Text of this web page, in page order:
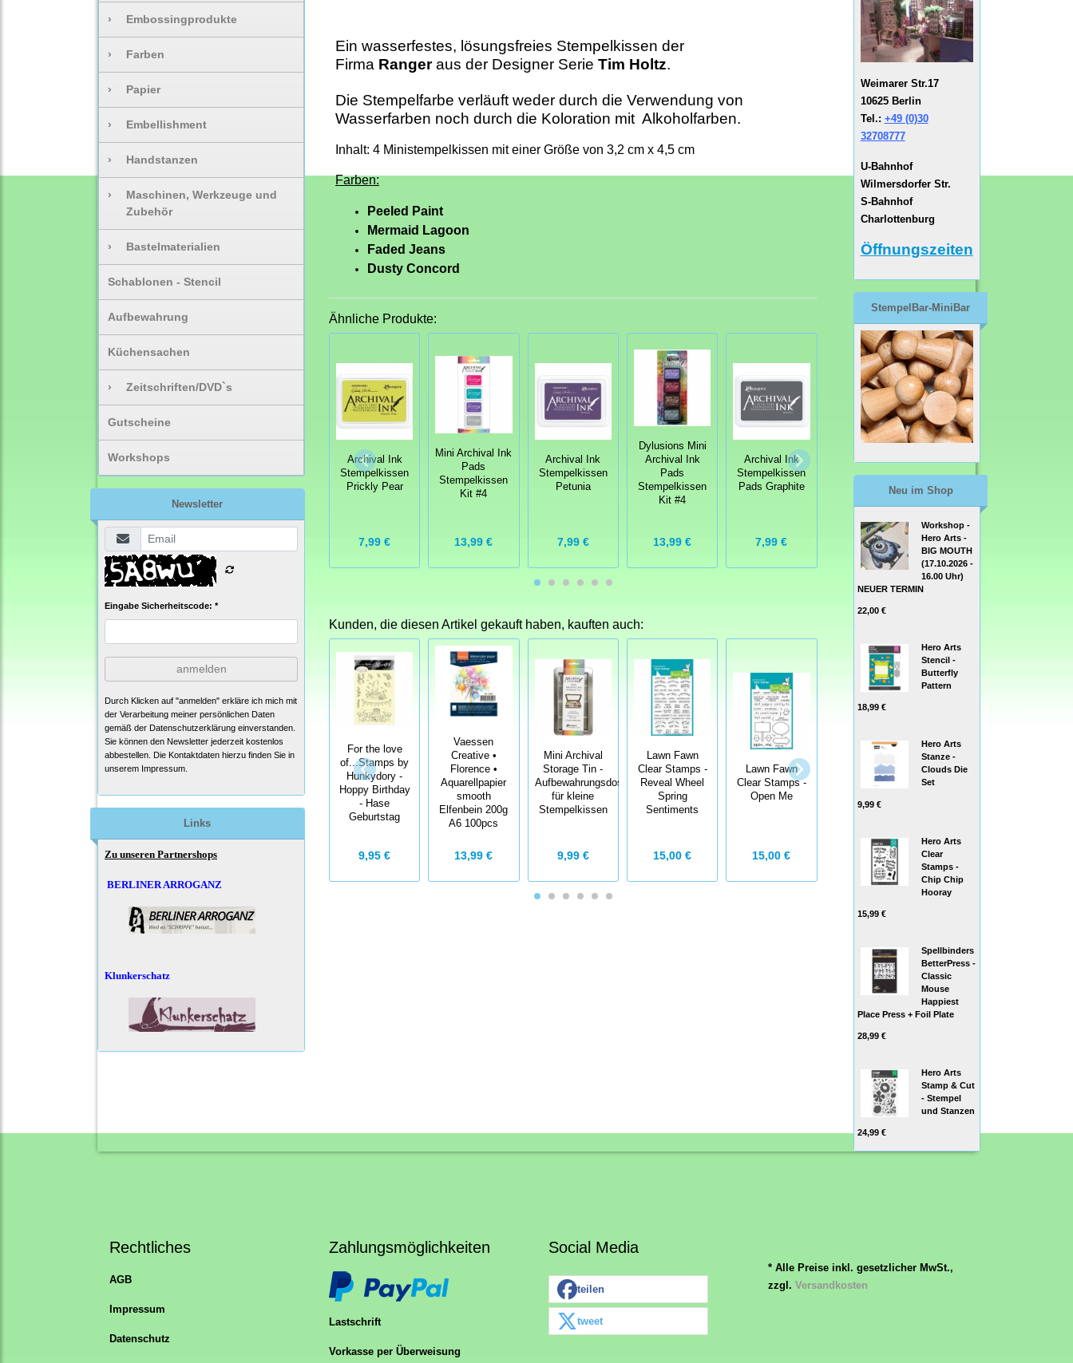
› Embossingprodukte
› Farben
› Papier
› Embellishment
› Handstanzen
›
Maschinen, Werkzeuge und
Zubehör
› Bastelmaterialien
Schablonen - Stencil
Aufbewahrung
Küchensachen
› Zeitschriften/DVD`s
Gutscheine
Workshops
Newsletter
Eingabe Sicherheitscode: *
anmelden
Durch Klicken auf "anmelden" erkläre ich mich mit
der Verarbeitung meiner persönlichen Daten
gemäß der Datenschutzerklärung einverstanden.
Sie können den Newsletter jederzeit kostenlos
abbestellen. Die Kontaktdaten hierzu finden Sie in
unserem Impressum.
Links
Zu unseren Partnershops
BERLINER ARROGANZ
Klunkerschatz
Ein wasserfestes, lösungsfreies Stempelkissen der
Firma Rangeraus der Designer Serie Tim Holtz.
Die Stempelfarbe verläuft weder durch die Verwendung von
Wasserfarben noch durch die Koloration mit Alkoholfarben.
Inhalt: 4 Ministempelkissen mit einer Größe von 3,2 cm x 4,5 cm
Farben:
Peeled Paint
Mermaid Lagoon
Faded Jeans
Dusty Concord
Ähnliche Produkte:
Archival Ink
Stempelkissen
Prickly Pear
7,99 €
Mini Archival Ink
Pads
Stempelkissen
Kit #4
13,99 €
Archival Ink
Stempelkissen
Petunia
7,99 €
Dylusions Mini
Archival Ink
Pads
Stempelkissen
Kit #4
13,99 €
Archival Ink
Stempelkissen
Pads Graphite
7,99 €
Archival Ink
Stempelkissen
Wendy Vecchi
7,99 €
Archival Ink
Stempelkissen
Sun Dazed
7,99 €
Kunden, die diesen Artikel gekauft haben, kauften auch:
For the love
of...Stamps by
Hunkydory -
Hoppy Birthday
- Hase
Geburtstag
9,95 €
Vaessen
Creative •
Florence •
Aquarellpapier
smooth
Elfenbein 200g
A6 100pcs
13,99 €
Mini Archival
Storage Tin -
Aufbewahrungsdose
für kleine
Stempelkissen
9,99 €
Lawn Fawn
Clear Stamps -
Reveal Wheel
Spring
Sentiments
15,00 €
Lawn Fawn
Clear Stamps -
Open Me
15,00 €
Stanzschablone
Changer
40,00 €
Art Impressions
Clear Stamps
with dies Cozy
Weimarer Str.17
10625 Berlin
Tel.: +49 (0)30
32708777
U-Bahnhof
Wilmersdorfer Str.
S-Bahnhof
Charlottenburg
Öffnungszeiten
StempelBar-MiniBar
Neu im Shop
Workshop -
Hero Arts -
BIG MOUTH
(17.10.2026 -
16.00 Uhr)
NEUER TERMIN
22,00 €
Hero Arts
Stencil -
Butterfly
Pattern
18,99 €
Hero Arts
Stanze -
Clouds Die
Set
9,99 €
Hero Arts
Clear
Stamps -
Chip Chip
Hooray
15,99 €
Spellbinders
BetterPress -
Classic
Mouse
Happiest
Place Press + Foil Plate
28,99 €
Hero Arts
Stamp & Cut
- Stempel
und Stanzen
24,99 €
Rechtliches
AGB
Impressum
Datenschutz
Zahlungsmöglichkeiten
Lastschrift
Vorkasse per Überweisung
Social Media
teilen
tweet
* Alle Preise inkl. gesetzlicher MwSt.,
zzgl. Versandkosten